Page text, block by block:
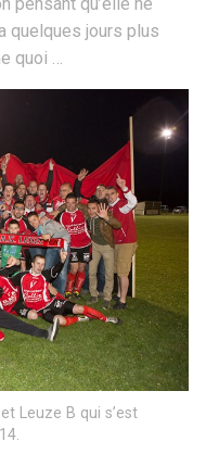
quelques jours plus
quoi …
Leuze B qui s’est